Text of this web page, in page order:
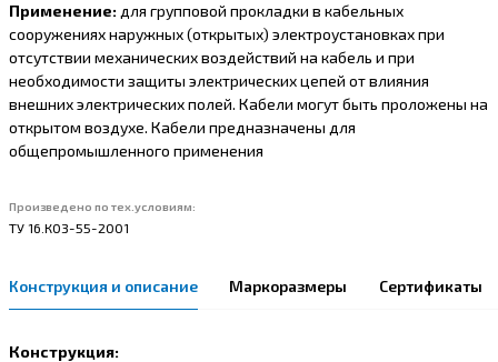
Применение:для групповой прокладки в кабельных
сооружениях наружных (открытых) электроустановках при
отсутствии механических воздействий на кабель и при
необходимости защиты электрических цепей от влияния
внешних электрических полей. Кабели могут быть проложены на
открытом воздухе. Кабели предназначены для
общепромышленного применения
Произведено по тех.условиям:
ТУ 16.К03-55-2001
Конструкция и описание Маркоразмеры Сертификаты
Конструкция: